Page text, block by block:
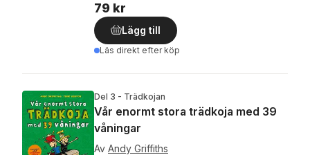
79 kr
Lägg till
Läs direkt efter köp
Del 3 - Trädkojan
Vår enormt stora trädkoja med 39
våningar
Av Andy Griffiths